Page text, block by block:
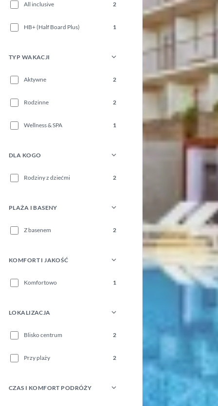
All inclusive 2
HB+ (Half Board Plus) 1
TYP WAKACJI
Aktywne 2
Rodzinne 2
Wellness & SPA 1
DLA KOGO
Rodziny z dziećmi 2
PLAŻA I BASENY
Z basenem 2
KOMFORT I JAKOŚĆ
Komfortowo 1
LOKALIZACJA
Blisko centrum 2
Przy plaży 2
CZAS I KOMFORT PODRÓŻY